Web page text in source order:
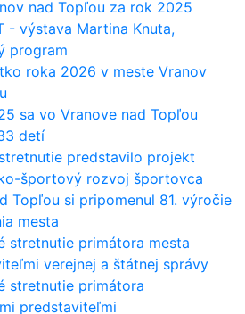
nad Topľou za rok 2025
- výstava Martina Knuta,
program
roka 2026 v meste Vranov
sa vo Vranove nad Topľou
detí
predstavilo projekt
športový rozvoj športovca
Topľou si pripomenul 81. výročie
mesta
stretnutie primátora mesta
verejnej a štátnej správy
stretnutie primátora
predstaviteľmi